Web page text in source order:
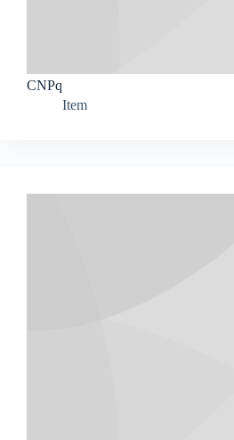
CNPq
Item